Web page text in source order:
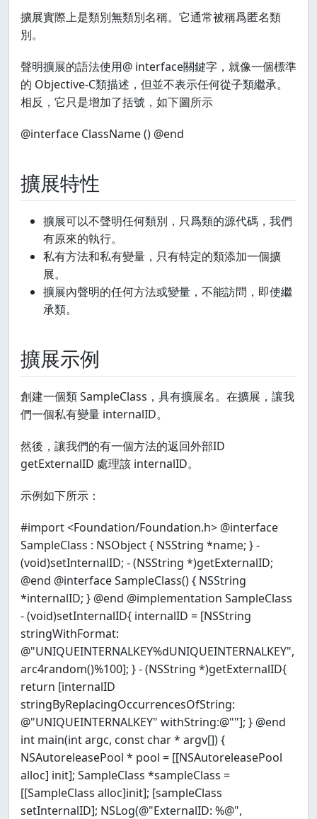
擴展實際上是類別無類別名稱。它通常被稱爲匿名類
別。
聲明擴展的語法使用@ interface關鍵字，就像一個標準
的 Objective-C類描述，但並不表示任何從子類繼承。
相反，它只是增加了括號，如下圖所示
@interface ClassName () @end
擴展特性
擴展可以不聲明任何類別，只爲類的源代碼，我們
有原來的執行。
私有方法和私有變量，只有特定的類添加一個擴
展。
擴展內聲明的任何方法或變量，不能訪問，即使繼
承類。
擴展示例
創建一個類 SampleClass，具有擴展名。在擴展，讓我
們一個私有變量 internalID。
然後，讓我們的有一個方法的返回外部ID
getExternalID 處理該 internalID。
示例如下所示：
#import <Foundation/Foundation.h> @interface
SampleClass : NSObject { NSString *name; } -
(void)setInternalID; - (NSString *)getExternalID;
@end @interface SampleClass() { NSString
*internalID; } @end @implementation SampleClass
- (void)setInternalID{ internalID = [NSString
stringWithFormat:
@"UNIQUEINTERNALKEY%dUNIQUEINTERNALKEY",
arc4random()%100]; } - (NSString *)getExternalID{
return [internalID
stringByReplacingOccurrencesOfString:
@"UNIQUEINTERNALKEY" withString:@""]; } @end
int main(int argc, const char * argv[]) {
NSAutoreleasePool * pool = [[NSAutoreleasePool
alloc] init]; SampleClass *sampleClass =
[[SampleClass alloc]init]; [sampleClass
setInternalID]; NSLog(@"ExternalID: %@",